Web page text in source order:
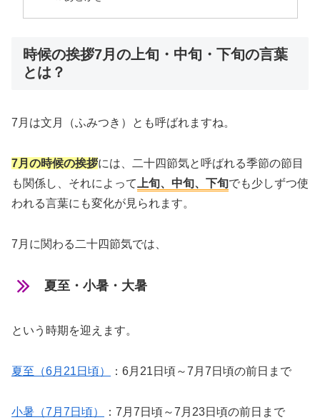
時候の挨拶7月の上旬・中旬・下旬の言葉
とは？
7月は文月（ふみつき） とも呼ばれますね。
7月の時候の挨拶には、二十四節気と呼ばれる季節の節目
も関係し、それによって
上旬、中旬、下旬でも少しずつ使
われる言葉にも変化が見られます。
7月に関わる二十四節気では、
夏至・小暑・大暑
という時期を迎えます。
夏至（6月21日頃） ：6月21日頃～7月7日頃の前日まで
小暑（7月7日頃） ：7月7日頃～7月23日頃の前日まで